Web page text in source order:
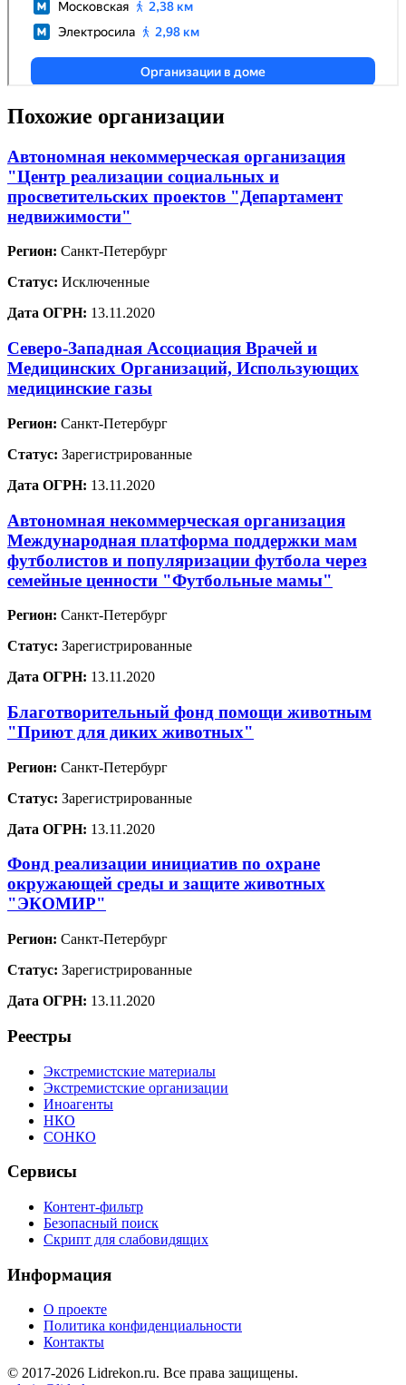
Похожие организации
Автономная некоммерческая организация
"Центр реализации социальных и
просветительских проектов "Департамент
недвижимости"
Регион: Санкт-Петербург
Статус: Исключенные
Дата ОГРН: 13.11.2020
Северо-Западная Ассоциация Врачей и
Медицинских Организаций, Использующих
медицинские газы
Регион: Санкт-Петербург
Статус: Зарегистрированные
Дата ОГРН: 13.11.2020
Автономная некоммерческая организация
Международная платформа поддержки мам
футболистов и популяризации футбола через
семейные ценности "Футбольные мамы"
Регион: Санкт-Петербург
Статус: Зарегистрированные
Дата ОГРН: 13.11.2020
Благотворительный фонд помощи животным
"Приют для диких животных"
Регион: Санкт-Петербург
Статус: Зарегистрированные
Дата ОГРН: 13.11.2020
Фонд реализации инициатив по охране
окружающей среды и защите животных
"ЭКОМИР"
Регион: Санкт-Петербург
Статус: Зарегистрированные
Дата ОГРН: 13.11.2020
Реестры
Экстремистские материалы
Экстремистские организации
Иноагенты
НКО
СОНКО
Сервисы
Контент-фильтр
Безопасный поиск
Скрипт для слабовидящих
Информация
О проекте
Политика конфиденциальности
Контакты
© 2017-2026 Lidrekon.ru. Все права защищены.